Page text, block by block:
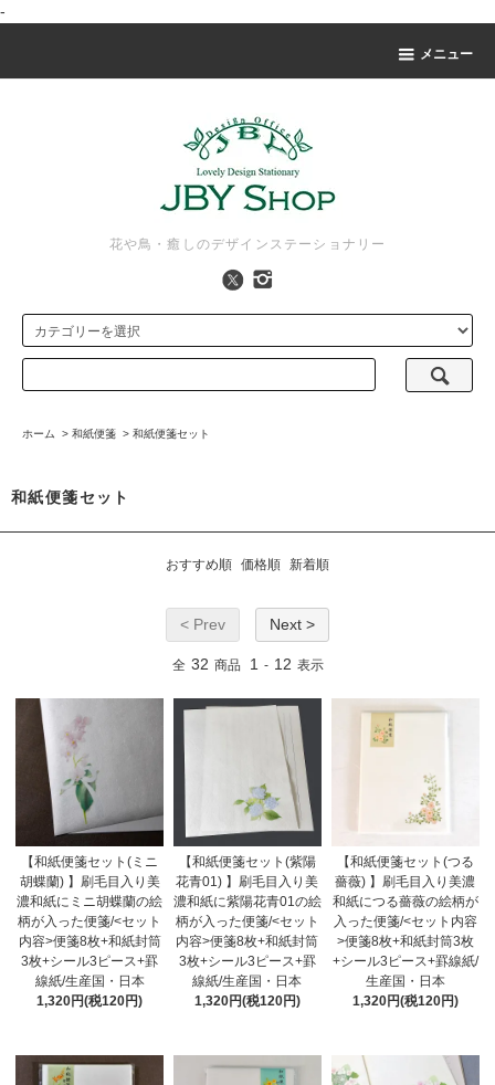
-
メニュー
花や鳥・癒しのデザインステーショナリー
ホーム > 和紙便箋 > 和紙便箋セット
和紙便箋セット
おすすめ順 価格順 新着順
< Prev Next >
全 32 商品 1 - 12 表示
【和紙便箋セット(ミニ
胡蝶蘭) 】刷毛目入り美
濃和紙にミニ胡蝶蘭の絵
柄が入った便箋/<セット
内容>便箋8枚+和紙封筒
3枚+シール3ピース+罫
線紙/生産国・日本
1,320円(税120円)
【和紙便箋セット(紫陽
花青01) 】刷毛目入り美
濃和紙に紫陽花青01の絵
柄が入った便箋/<セット
内容>便箋8枚+和紙封筒
3枚+シール3ピース+罫
線紙/生産国・日本
1,320円(税120円)
【和紙便箋セット(つる
薔薇) 】刷毛目入り美濃
和紙につる薔薇の絵柄が
入った便箋/<セット内容
>便箋8枚+和紙封筒3枚
+シール3ピース+罫線紙/
生産国・日本
1,320円(税120円)